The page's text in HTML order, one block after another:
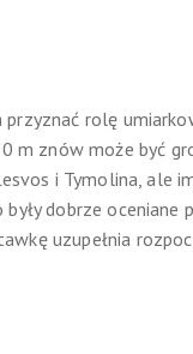
rolę
znów może być
i Tymolina, ale
dobrze oceniane
uzupełnia